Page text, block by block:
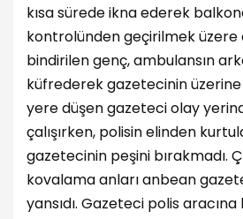
kısa sürede ikna ederek
kontrolünden geçirilmek üzere
bindirilen genç, ambulansın
küfrederek gazetecinin üzerine
yere düşen gazeteci olay
çalışırken, polisin elinden
gazetecinin peşini bırakmadı.
kovalama anları anbean
yansıdı. Gazeteci polis